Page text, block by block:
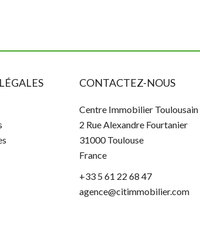
CONTACTEZ-NOUS
Centre Immobilier Toulousain
2 Rue Alexandre Fourtanier
31000Toulouse
France
+33 5 61 22 68 47
agence@citimmobilier.com